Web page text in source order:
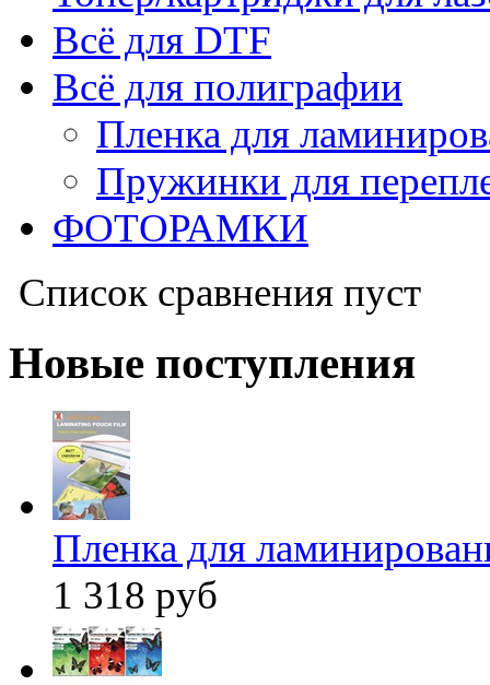
Всё для DTF
Всё для полиграфии
Пленка для
Пружинки для
ФОТОРАМКИ
Список сравнения пуст
Новые поступления
Пленка для
1 318 руб